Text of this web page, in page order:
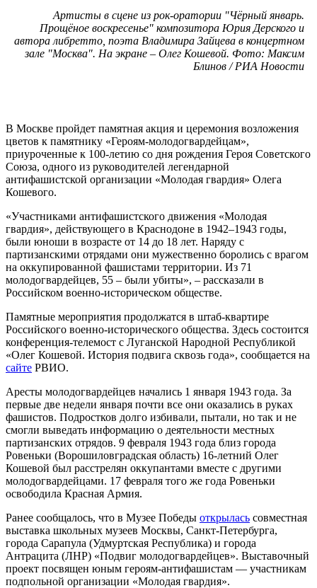
Артисты в сцене из рок-оратории "Чёрный январь.
Прощёное воскресенье" композитора Юрия Дерского и
автора либретто, поэта Владимира Зайцева в концертном
зале "Москва". На экране – Олег Кошевой. Фото: Максим
Блинов / РИА Новости
В Москве пройдет памятная акция и церемония возложения
цветов к памятнику «Героям-молодогвардейцам»,
приуроченные к 100-летию со дня рождения Героя Советского
Союза, одного из руководителей легендарной
антифашистской организации «Молодая гвардия» Олега
Кошевого.
«Участниками антифашистского движения «Молодая
гвардия», действующего в Краснодоне в 1942–1943 годы,
были юноши в возрасте от 14 до 18 лет. Наряду с
партизанскими отрядами они мужественно боролись с врагом
на оккупированной фашистами территории. Из 71
молодогвардейцев, 55 – были убиты», – рассказали в
Российском военно-историческом обществе.
Памятные мероприятия продолжатся в штаб-квартире
Российского военно-исторического общества. Здесь состоится
конференция-телемост с Луганской Народной Республикой
«Олег Кошевой. История подвига сквозь года», сообщается на
сайте РВИО.
Аресты молодогвардейцев начались 1 января 1943 года. За
первые две недели января почти все они оказались в руках
фашистов. Подростков долго избивали, пытали, но так и не
смогли выведать информацию о деятельности местных
партизанских отрядов. 9 февраля 1943 года близ города
Ровеньки (Ворошиловградская область) 16-летний Олег
Кошевой был расстрелян оккупантами вместе с другими
молодогвардейцами. 17 февраля того же года Ровеньки
освободила Красная Армия.
Ранее сообщалось, что в Музее Победы открылась совместная
выставка школьных музеев Москвы, Санкт-Петербурга,
города Сарапула (Удмуртская Республика) и города
Антрацита (ЛНР) «Подвиг молодогвардейцев». Выставочный
проект посвящен юным героям-антифашистам — участникам
подпольной организации «Молодая гвардия».